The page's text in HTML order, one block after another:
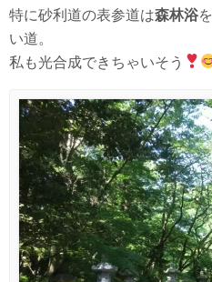
特に砂利道の表参道は森林浴
い道。
私も光合成できちゃいそう